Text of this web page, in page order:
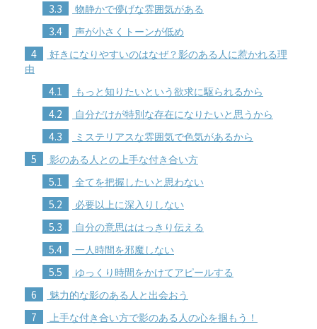
3.3 物静かで儚げな雰囲気がある
3.4 声が小さくトーンが低め
4
好きになりやすいのはなぜ？影のある人に惹かれる理
由
4.1 もっと知りたいという欲求に駆られるから
4.2 自分だけが特別な存在になりたいと思うから
4.3 ミステリアスな雰囲気で色気があるから
5 影のある人との上手な付き合い方
5.1 全てを把握したいと思わない
5.2 必要以上に深入りしない
5.3 自分の意思ははっきり伝える
5.4 一人時間を邪魔しない
5.5 ゆっくり時間をかけてアピールする
6 魅力的な影のある人と出会おう
7 上手な付き合い方で影のある人の心を掴もう！